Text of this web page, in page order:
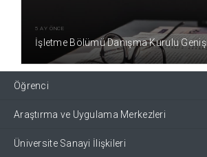
5 AY ÖNCE
İşletme Bölümü Danışma Kurulu
Öğrenci
Araştırma ve Uygulama Merkezleri
Üniversite Sanayi İlişkileri